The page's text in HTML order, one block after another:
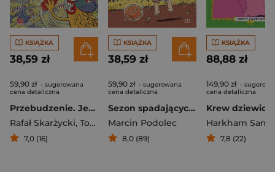
KSIĄŻKA
38,59 zł
59,90 zł - sugerowana
cena detaliczna
Przebudzenie. Jeż Jerzy
Rafał Skarżycki, Tomasz Leśniak
7,0 (16)
KSIĄŻKA
38,59 zł
59,90 zł - sugerowana
cena detaliczna
Sezon spadających gwiazd
Marcin Podolec
8,0 (89)
KSIĄŻKA
88,88 zł
149,90 zł -
cena detaliczna
Krew dziewicy
Harkham
7,8 (22)